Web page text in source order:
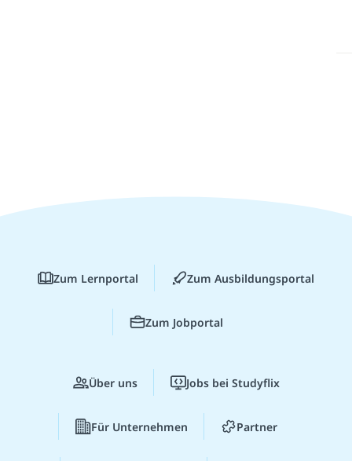
Zum Lernportal Zum Ausbildungsportal
Zum Jobportal
Über uns Jobs bei Studyflix
Für Unternehmen Partner